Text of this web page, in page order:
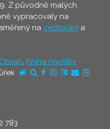
Z původně malých
vypracovaly na
na cestování a
Obsah, Kniha návštěv
783